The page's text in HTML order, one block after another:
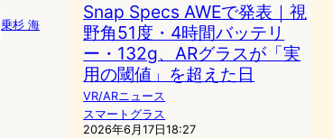
乗杉 海
Snap Specs AWEで発表｜視
野角51度・4時間バッテリ
ー・132g、ARグラスが「実
用の閾値」を超えた日
VR/ARニュース
スマートグラス
2026年6月17日18:27